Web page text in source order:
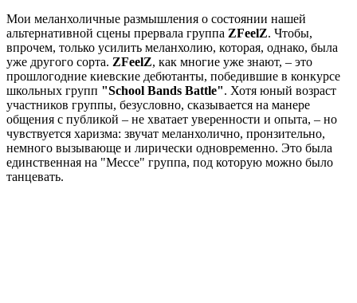
Мои меланхоличные размышления о состоянии нашей
альтернативной сцены прервала группа ZFeelZ. Чтобы,
впрочем, только усилить меланхолию, которая, однако, была
уже другого сорта. ZFeelZ, как многие уже знают, – это
прошлогодние киевские дебютанты, победившие в конкурсе
школьных групп "School Bands Battle". Хотя юный возраст
участников группы, безусловно, сказывается на манере
общения с публикой – не хватает уверенности и опыта, – но
чувствуется харизма: звучат меланхолично, пронзительно,
немного вызывающе и лирически одновременно. Это была
единственная на "Мессе" группа, под которую можно было
танцевать.